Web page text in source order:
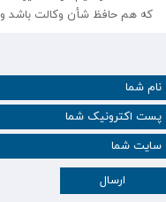
که هم حافظ شأن وکالت باشد
ارسال